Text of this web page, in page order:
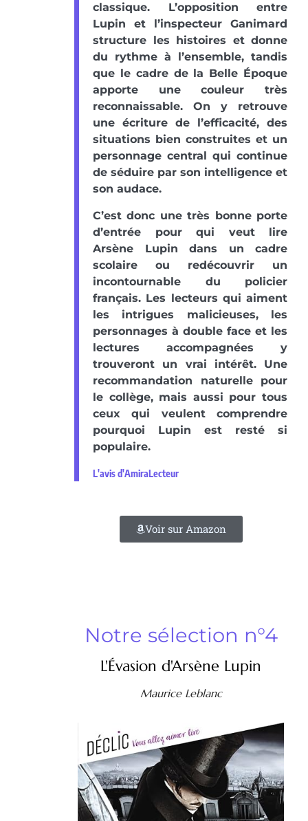
classique. L’opposition entre
Lupin et l’inspecteur Ganimard
structure les histoires et donne
du rythme à l’ensemble, tandis
que le cadre de la Belle Époque
apporte une couleur très
reconnaissable. On y retrouve
une écriture de l’efficacité, des
situations bien construites et un
personnage central qui continue
de séduire par son intelligence et
son audace.
C’est donc une très bonne porte
d’entrée pour qui veut lire
Arsène Lupin dans un cadre
scolaire ou redécouvrir un
incontournable du policier
français. Les lecteurs qui aiment
les intrigues malicieuses, les
personnages à double face et les
lectures accompagnées y
trouveront un vrai intérêt. Une
recommandation naturelle pour
le collège, mais aussi pour tous
ceux qui veulent comprendre
pourquoi Lupin est resté si
populaire.
L'avis d'AmiraLecteur
Voir sur Amazon
Notre sélection n°4
L'Évasion d'Arsène Lupin
Maurice Leblanc